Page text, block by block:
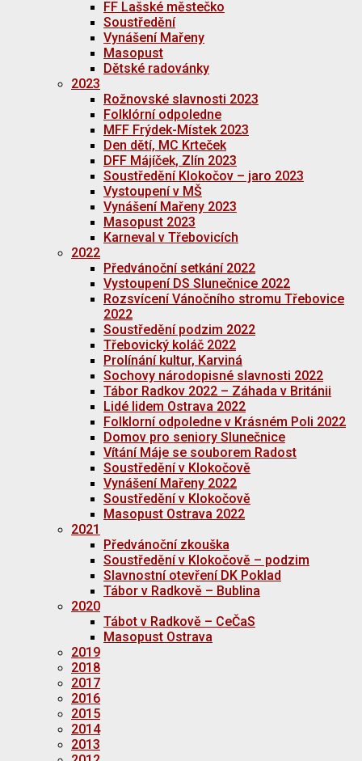
FF Lašské městečko
Soustředění
Vynášení Mařeny
Masopust
Dětské radovánky
2023
Rožnovské slavnosti 2023
Folklórní odpoledne
MFF Frýdek-Místek 2023
Den dětí, MC Krteček
DFF Májíček, Zlín 2023
Soustředění Klokočov – jaro 2023
Vystoupení v MŠ
Vynášení Mařeny 2023
Masopust 2023
Karneval v Třebovicích
2022
Předvánoční setkání 2022
Vystoupení DS Slunečnice 2022
Rozsvícení Vánočního stromu Třebovice
2022
Soustředění podzim 2022
Třebovický koláč 2022
Prolínání kultur, Karviná
Sochovy národopisné slavnosti 2022
Tábor Radkov 2022 – Záhada v Británii
Lidé lidem Ostrava 2022
Folklorní odpoledne v Krásném Poli 2022
Domov pro seniory Slunečnice
Vítání Máje se souborem Radost
Soustředění v Klokočově
Vynášení Mařeny 2022
Soustředění v Klokočově
Masopust Ostrava 2022
2021
Předvánoční zkouška
Soustředění v Klokočově – podzim
Slavnostní otevření DK Poklad
Tábor v Radkově – Bublina
2020
Tábot v Radkově – CeČaS
Masopust Ostrava
2019
2018
2017
2016
2015
2014
2013